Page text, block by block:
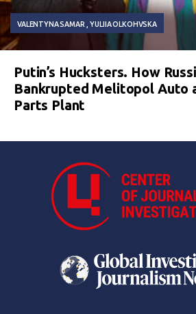
VALENTYNA SAMAR YULIIA OLKOHVSKA
Putin’s Hucksters. How
Bankrupted Melitopol Auto
Parts Plant